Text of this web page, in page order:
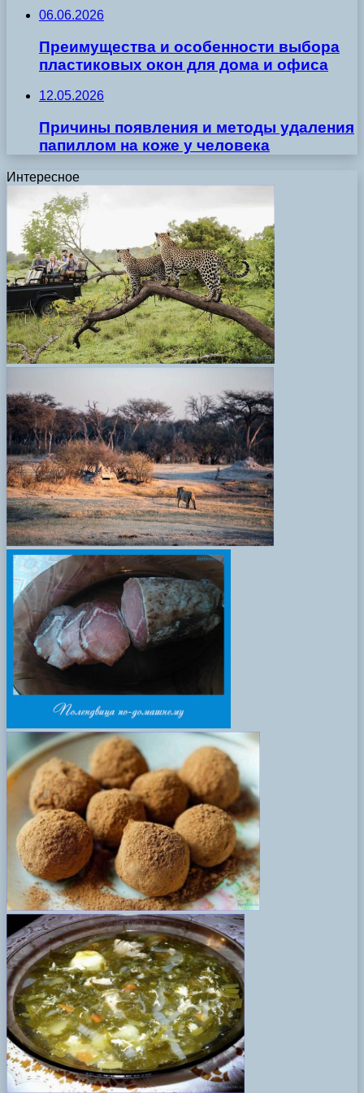
06.06.2026
Преимущества и особенности выбора
пластиковых окон для дома и офиса
12.05.2026
Причины появления и методы удаления
папиллом на коже у человека
Интересное